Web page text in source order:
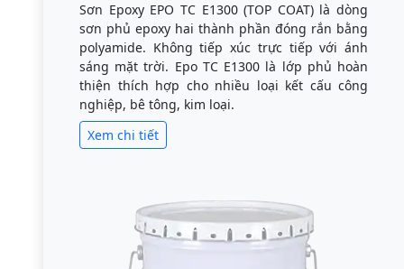
Sơn Epoxy EPO TC E1300 (TOP COAT) là dòng
sơn phủ epoxy hai thành phần đóng rắn bằng
polyamide. Không tiếp xúc trực tiếp với ánh
sáng mặt trời. Epo TC E1300 là lớp phủ hoàn
thiện thích hợp cho nhiều loại kết cấu công
nghiệp, bê tông, kim loại.
Xem chi tiết